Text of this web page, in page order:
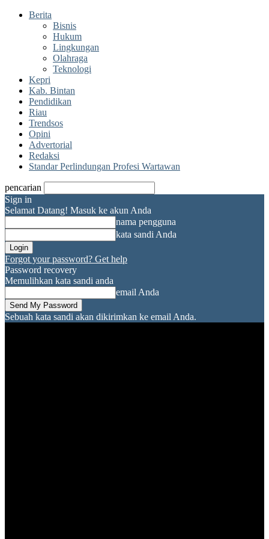
Berita
Bisnis
Hukum
Lingkungan
Olahraga
Teknologi
Kepri
Kab. Bintan
Pendidikan
Riau
Trendsos
Opini
Advertorial
Redaksi
Standar Perlindungan Profesi Wartawan
pencarian
Sign in
Selamat Datang! Masuk ke akun Anda
nama pengguna
kata sandi Anda
Forgot your password? Get help
Password recovery
Memulihkan kata sandi anda
email Anda
Sebuah kata sandi akan dikirimkan ke email Anda.